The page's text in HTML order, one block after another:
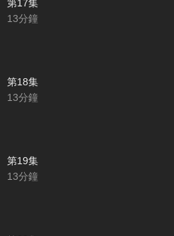
第17集
13分鐘
第18集
13分鐘
第19集
13分鐘